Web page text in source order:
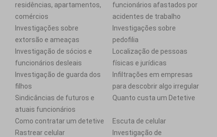
residências, apartamentos,
comércios
funcionários afastados por
acidentes de trabalho
Investigações sobre
extorsão e ameaças
Investigações sobre
pedofilia
Investigação de sócios e
funcionários desleais
Localização de pessoas
físicas e jurídicas
Investigação de guarda dos
filhos
Infiltrações em empresas
para descobrir algo irregular
Sindicâncias de futuros e
atuais funcionários
Quanto custa um Detetive
Como contratar um detetive
Escuta de celular
Rastrear celular
Investigação de